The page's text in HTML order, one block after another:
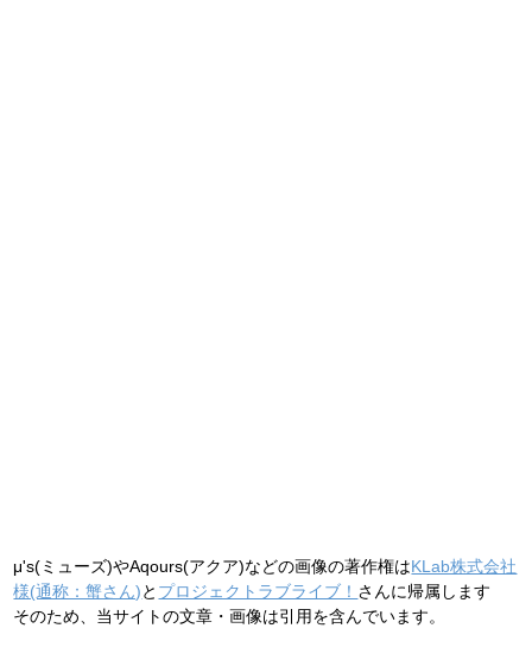
μ's(ミューズ)やAqours(アクア)などの画像の著作権はKLab株式会社
様(通称：蟹さん)と プロジェクトラブライブ！ さんに帰属します
そのため、当サイトの文章・画像は引用を含んでいます。